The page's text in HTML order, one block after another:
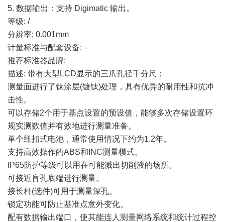
5. 数据输出：支持 Digimatic 输出。
等级: /
分辨率: 0.001mm
计量标准与配套设备: --
推荐标准器品牌:
描述: 带有大型LCD显示的三爪孔径千分尺；
测量面进行了钛涂层(镀钛)处理，具有优异的耐用性和抗冲
击性。
可以存储2个用于基点设置的预设值，能够多次存储设置环
规实测数值并有效地进行测量准备。
单个纽扣式电池，通常使用情况下约为1.2年。
支持高效操作的ABS和INC测量模式。
IP65防护等级可以用在可能溅出切削液的场所。
可接近盲孔底端进行测量。
接长杆(选件)可用于测量深孔。
锁定功能可防止基准点意外变化。
配有数据输出端口，使其能连人测量网络系统和统计过程控